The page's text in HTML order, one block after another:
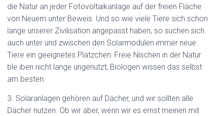
die Natur an jeder Fotovoltaikanlage auf der freien Fläche
von Neuem unter Beweis. Und so wie viele Tiere sich schon
lange unserer Zivilisation angepasst haben, so suchen sich
auch unter und zwischen den Solarmodulen immer neue
Tiere ein geeignetes Plätzchen: Freie Nischen in der Natur
ble iben nicht lange ungenutzt; Biologen wissen das selbst
am besten.
3. Solaranlagen gehören auf Dächer, und wir sollten alle
Dächer nutzen. Ob wir aber, wenn wir es ernst meinen mit